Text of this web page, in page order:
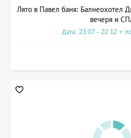
Лято в Павел баня: Балнеохотел
вечеря и
Дата: 23.07 - 22.12 +